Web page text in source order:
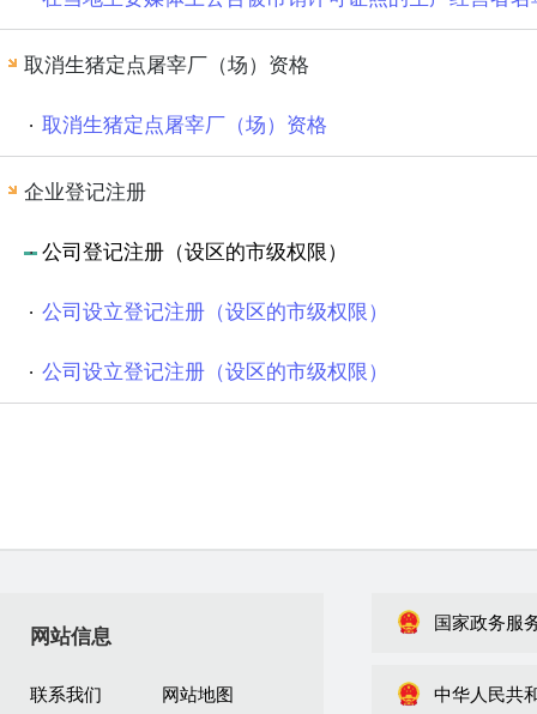
取消生猪定点屠宰厂（场）资格
取消生猪定点屠宰厂（场）资格
企业登记注册
公司登记注册（设区的市级权限）
公司设立登记注册（设区的市级权限）
公司设立登记注册（设区的市级权限）
网站信息
联系我们 网站地图
国家政务服
中华人民共